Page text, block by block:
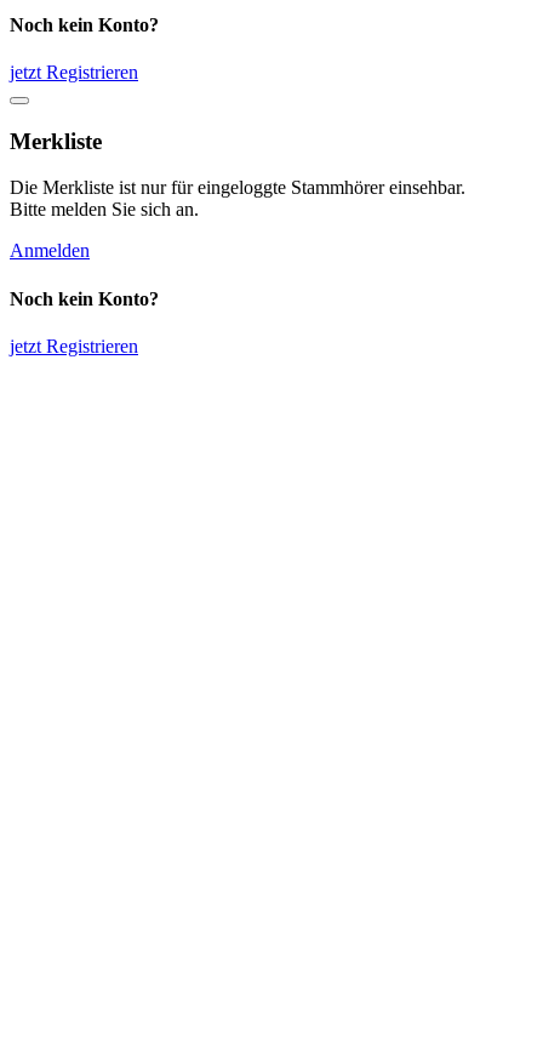
Noch kein Konto?
jetzt Registrieren
Merkliste
Die Merkliste ist nur für eingeloggte Stammhörer einsehbar.
Bitte melden Sie sich an.
Anmelden
Noch kein Konto?
jetzt Registrieren